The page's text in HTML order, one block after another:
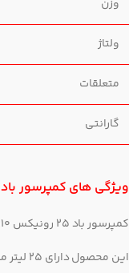
وزن
ولتاژ
متعلقات
گارانتی
ویژگی های کمپرسور باد 25 رونیکس 2510
کمپرسور باد 25 رونیکس 2510 با طراحی منحصر به فرد و سبک و کم حجمی که دارد کاربری مصرف کننده را آسان تر کرده است .
این محصول دارای 25 لیتر مخزن باد و توان موتور آن 2 اسب بخار است که از سیم پیچ مس تولید شده مجهز به سوپاپ اطمینان با استاندارد CE اوپا است.